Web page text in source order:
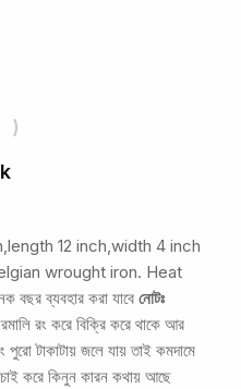
12 inch,width 4 inch
wrought iron. Heat
ব্যবহার করা যাবে নোটঃ
রং করে বিক্রি করে থাকে আর
পুরো টাকাটায় জলে যায় তাই কমদামে
করে কিনুন কারন কথায় আছে